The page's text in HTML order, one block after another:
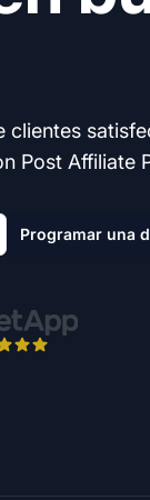
clientes
Post Affiliate
Programar una